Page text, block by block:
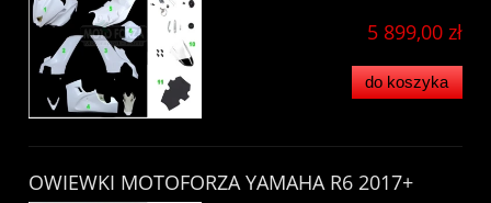
5 899,00 zł
do koszyka
OWIEWKI MOTOFORZA YAMAHA R6 2017+